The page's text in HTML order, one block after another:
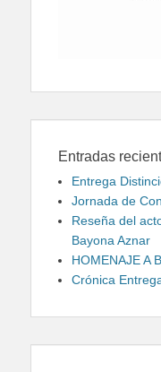
Entradas
Entrega
Jornada de
Reseña del
Bayona Aznar
HOMENAJE A
Crónica